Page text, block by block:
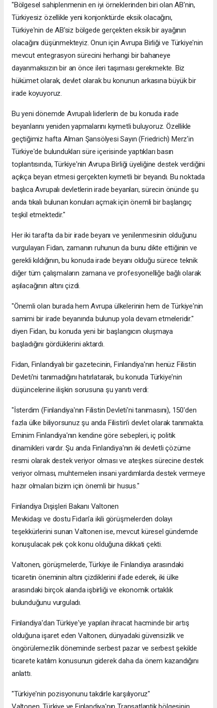
"Bölgesel sahiplenmenin en iyi örneklerinden biri olan AB'nin,
Türkiyesiz özellikle yeni konjonktürde eksik olacağını,
Türkiye'nin de AB'siz bölgede gerçekten eksik bir ayağının
olacağını düşünmekteyiz. Onun için Avrupa Birliği ve Türkiye'nin
mevcut entegrasyon sürecini herhangi bir bahaneye
dayanmaksızın bir an önce ileri taşıması gerekmekte. Biz
hükümet olarak, devlet olarak bu konunun arkasına büyük bir
irade koyuyoruz.
Bu yeni dönemde Avrupalı liderlerin de bu konuda irade
beyanlarını yeniden yapmalarını kıymetli buluyoruz. Özellikle
geçtiğimiz hafta Alman Şansölyesi Sayın (Friedrich) Merz'in
Türkiye'de bulundukları süre içerisinde yaptıkları basın
toplantısında, Türkiye'nin Avrupa Birliği üyeliğine destek verdiğini
açıkça beyan etmesi gerçekten kıymetli bir beyandı. Bu noktada
başlıca Avrupalı devletlerin irade beyanları, sürecin önünde şu
anda tıkalı bulunan konuları açmak için önemli bir başlangıç
teşkil etmektedir."
Her iki tarafta da bir irade beyanı ve yenilenmesinin olduğunu
vurgulayan Fidan, zamanın ruhunun da bunu dikte ettiğinin ve
gerekli kıldığının, bu konuda irade beyanı olduğu sürece teknik
diğer tüm çalışmaların zamana ve profesyonelliğe bağlı olarak
aşılacağının altını çizdi.
"Önemli olan burada hem Avrupa ülkelerinin hem de Türkiye'nin
samimi bir irade beyanında bulunup yola devam etmeleridir."
diyen Fidan, bu konuda yeni bir başlangıcın oluşmaya
başladığını gördüklerini aktardı.
Fidan, Finlandiyalı bir gazetecinin, Finlandiya'nın henüz Filistin
Devleti'ni tanımadığını hatırlatarak, bu konuda Türkiye'nin
düşüncelerine ilişkin sorusuna şu yanıtı verdi:
"İsterdim (Finlandiya'nın Filistin Devleti'ni tanımasını), 150'den
fazla ülke biliyorsunuz şu anda Filistin'i devlet olarak tanımakta.
Eminim Finlandiya'nın kendine göre sebepleri, iç politik
dinamikleri vardır. Şu anda Finlandiya'nın iki devletli çözüme
resmi olarak destek veriyor olması ve ateşkes sürecine destek
veriyor olması, muhtemelen insani yardımlarda destek vermeye
hazır olmaları bizim için önemli bir husus."
Finlandiya Dışişleri Bakanı Valtonen
Mevkidaşı ve dostu Fidan'a ikili görüşmelerden dolayı
teşekkürlerini sunan Valtonen ise, mevcut küresel gündemde
konuşulacak pek çok konu olduğuna dikkati çekti.
Valtonen, görüşmelerde, Türkiye ile Finlandiya arasındaki
ticaretin öneminin altını çizdiklerini ifade ederek, iki ülke
arasındaki birçok alanda işbirliği ve ekonomik ortaklık
bulunduğunu vurguladı.
Finlandiya'dan Türkiye'ye yapılan ihracat hacminde bir artış
olduğuna işaret eden Valtonen, dünyadaki güvensizlik ve
öngörülemezlik döneminde serbest pazar ve serbest şekilde
ticarete katılım konusunun giderek daha da önem kazandığını
anlattı.
"Türkiye'nin pozisyonunu takdirle karşılıyoruz"